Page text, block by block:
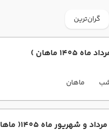
گران‌ترین
ماهان